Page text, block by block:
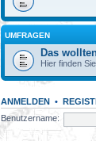
UMFRAGEN
Das
Hier finden
ANMELDEN •
Benutzername: